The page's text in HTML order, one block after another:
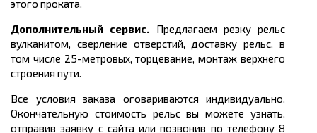
этого проката.
Дополнительный сервис. Предлагаем резку рельс
вулканитом, сверление отверстий, доставку рельс, в
том числе 25-метровых, торцевание, монтаж верхнего
строения пути.
Все условия заказа оговариваются индивидуально.
Окончательную стоимость рельс вы можете узнать,
отправив заявку с сайта или позвонив по телефону 8